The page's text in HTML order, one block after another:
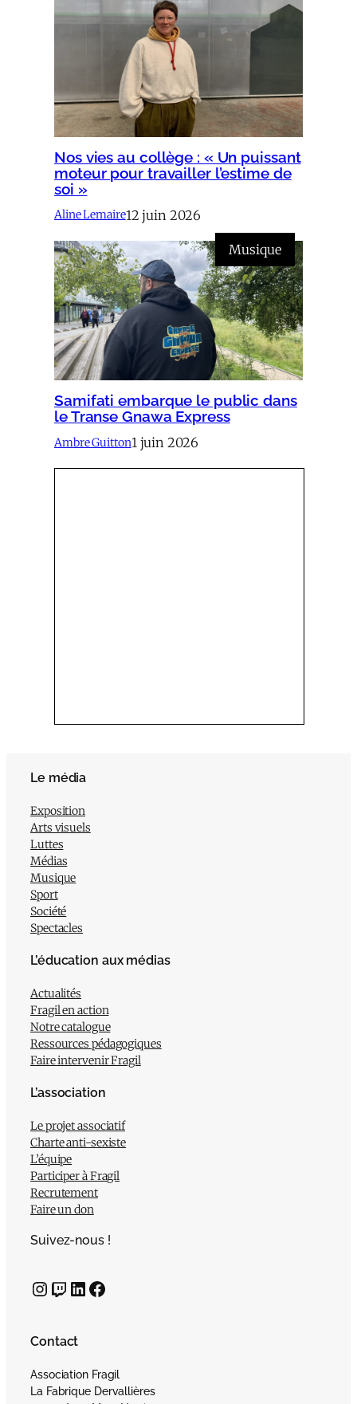
Nos vies au collège : « Un puissant
moteur pour travailler l’estime de
soi »
Aline Lemaire12 juin 2026
Musique
Samifati embarque le public dans
le Transe Gnawa Express
Ambre Guitton1 juin 2026
Le média
Exposition
Arts visuels
Luttes
Médias
Musique
Sport
Société
Spectacles
L’éducation aux médias
Actualités
Fragil en action
Notre catalogue
Ressources pédagogiques
Faire intervenir Fragil
L’association
Le projet associatif
Charte anti-sexiste
L’équipe
Participer à Fragil
Recrutement
Faire un don
Suivez-nous !
InstagramTwitch LinkedIn Facebook
Contact
Association Fragil
La Fabrique Dervallières